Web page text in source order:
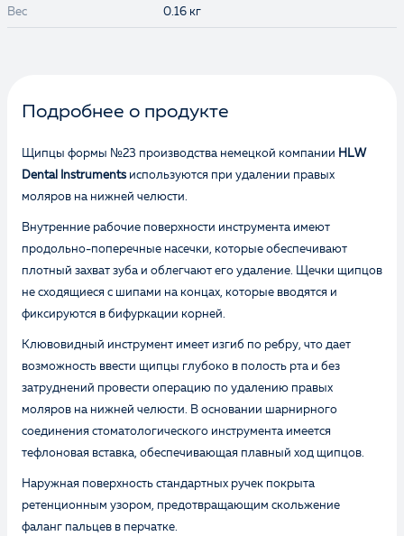
Вес 0.16 кг
Подробнее о продукте
Щипцы формы №23 производства немецкой компании HLW
Dental Instruments используются при удалении правых
моляров на нижней челюсти.
Внутренние рабочие поверхности инструмента имеют
продольно-поперечные насечки, которые обеспечивают
плотный захват зуба и облегчают его удаление. Щечки щипцов
не сходящиеся с шипами на концах, которые вводятся и
фиксируются в бифуркации корней.
Клювовидный инструмент имеет изгиб по ребру, что дает
возможность ввести щипцы глубоко в полость рта и без
затруднений провести операцию по удалению правых
моляров на нижней челюсти. В основании шарнирного
соединения стоматологического инструмента имеется
тефлоновая вставка, обеспечивающая плавный ход щипцов.
Наружная поверхность стандартных ручек покрыта
ретенционным узором, предотвращающим скольжение
фаланг пальцев в перчатке.